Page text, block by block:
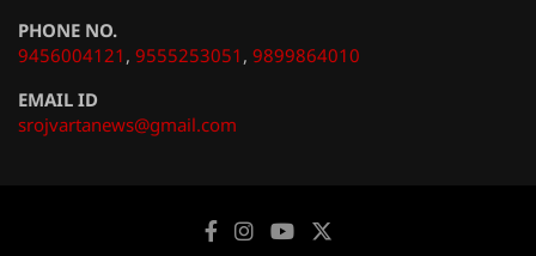
PHONE NO.
9456004121 , 9555253051 , 9899864010
EMAIL ID
srojvartanews@gmail.com